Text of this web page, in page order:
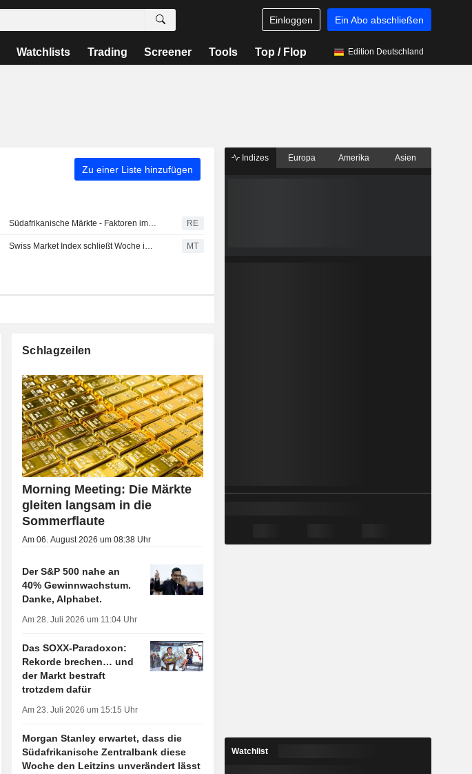
Einloggen Ein Abo abschließen
Watchlists Trading Screener Tools Top / Flop Edition Deutschland
Zu einer Liste hinzufügen
Südafrikanische Märkte - Faktoren im Blick am 5. August RE
Swiss Market Index schließt Woche im Minus; Holcim-Aktie schwächer MT
Schlagzeilen
Morning Meeting: Die Märkte
gleiten langsam in die
Sommerflaute
Am 06. August 2026 um 08:38 Uhr
Der S&P 500 nahe an
40% Gewinnwachstum.
Danke, Alphabet.
Am 28. Juli 2026 um 11:04 Uhr
Das SOXX-Paradoxon:
Rekorde brechen… und
der Markt bestraft
trotzdem dafür
Am 23. Juli 2026 um 15:15 Uhr
Morgan Stanley erwartet, dass die
Südafrikanische Zentralbank diese
Woche den Leitzins unverändert lässt
Indizes Europa Amerika Asien
Watchlist